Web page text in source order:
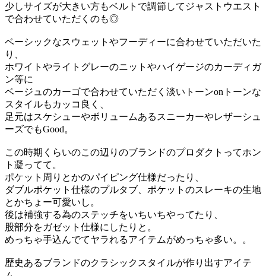
少しサイズが大きい方もベルトで調節してジャストウエスト
で合わせていただくのも◎
ベーシックなスウェットやフーディーに合わせていただいた
り、
ホワイトやライトグレーのニットやハイゲージのカーディガ
ン等に
ベージュのカーゴで合わせていただく淡いトーンonトーンな
スタイルもカッコ良く、
足元はスケシューやボリュームあるスニーカーやレザーシュ
ーズでもGood。
この時期くらいのこの辺りのブランドのプロダクトってホン
ト凝ってて。
ポケット周りとかのパイピング仕様だったり、
ダブルポケット仕様のプルタブ、ポケットのスレーキの生地
とかちょー可愛いし。
後は補強する為のステッチをいちいちやってたり、
股部分をガゼット仕様にしたりと。
めっちゃ手込んでてヤラれるアイテムがめっちゃ多い。。
歴史あるブランドのクラシックスタイルが作り出すアイテ